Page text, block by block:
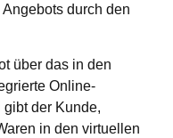
durch den
über das in den
Online-
der Kunde,
in den virtuellen